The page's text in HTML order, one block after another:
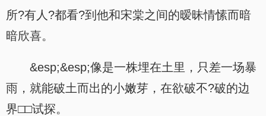
所?有人?都看?到他和宋棠之间的暧昧情愫而暗
暗欣喜。
&esp;&esp;像是一株埋在土里，只差一场暴
雨，就能破土而出的小嫩芽，在欲破不?破的边
界□□试探。